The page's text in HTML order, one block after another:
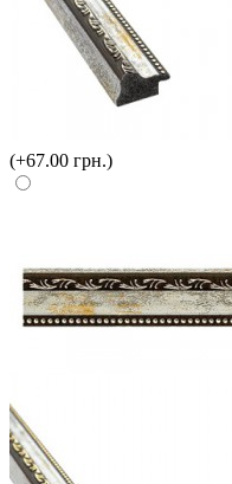
(+67.00 грн.)